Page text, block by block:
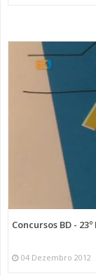
Concursos BD - 23º
04 Dezembro 2012